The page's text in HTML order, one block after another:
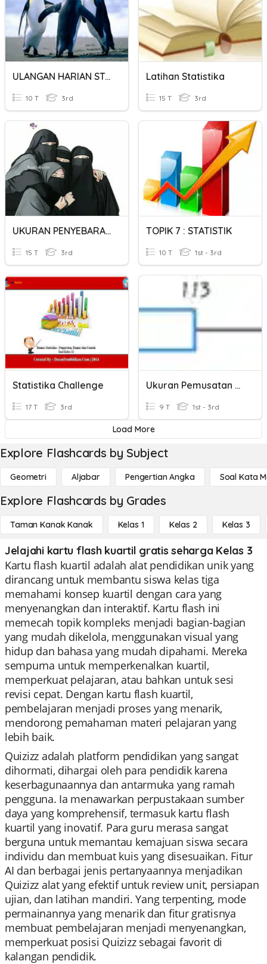
ULANGAN HARIAN STATISTIK 1
10 T 3rd
Latihan Statistika
15 T 3rd
UKURAN PENYEBARAN DATA
15 T 3rd
TOPIK 7 : STATISTIK
10 T 1st - 3rd
Statistika Challenge
17 T 3rd
Ukuran Pemusatan Dan Ukuran Letak
9 T 1st - 3rd
Load More
Explore Flashcards by Subject
Geometri Aljabar Pengertian Angka Soal Kata
Explore Flashcards by Grades
Taman Kanak Kanak Kelas 1 Kelas 2 Kelas 3
Jelajahi kartu flash kuartil gratis seharga Kelas 3
Kartu flash kuartil adalah alat pendidikan unik yang
dirancang untuk membantu siswa kelas tiga
memahami konsep kuartil dengan cara yang
menyenangkan dan interaktif. Kartu flash ini
memecah topik kompleks menjadi bagian-bagian
yang mudah dikelola, menggunakan visual yang
hidup dan bahasa yang mudah dipahami. Mereka
sempurna untuk memperkenalkan kuartil,
memperkuat pelajaran, atau bahkan untuk sesi
revisi cepat. Dengan kartu flash kuartil,
pembelajaran menjadi proses yang menarik,
mendorong pemahaman materi pelajaran yang
lebih baik.
Quizizz adalah platform pendidikan yang sangat
dihormati, dihargai oleh para pendidik karena
keserbagunaannya dan antarmuka yang ramah
pengguna. Ia menawarkan perpustakaan sumber
daya yang komprehensif, termasuk kartu flash
kuartil yang inovatif. Para guru merasa sangat
berguna untuk memantau kemajuan siswa secara
individu dan membuat kuis yang disesuaikan. Fitur
AI dan berbagai jenis pertanyaannya menjadikan
Quizizz alat yang efektif untuk review unit, persiapan
ujian, dan latihan mandiri. Yang terpenting, mode
permainannya yang menarik dan fitur gratisnya
membuat pembelajaran menjadi menyenangkan,
memperkuat posisi Quizizz sebagai favorit di
kalangan pendidik.